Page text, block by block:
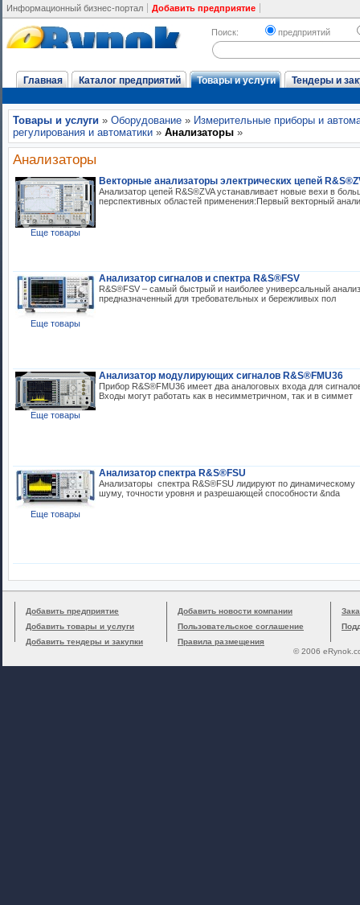
Информационный бизнес-портал Добавить предприятие
Поиск: предприятий
Главная Каталог предприятий Товары и услуги Тендеры и
Товары и услуги » Оборудование » Измерительные приборы и
регулирования и автоматики » Анализаторы »
Анализаторы
Еще товары
Векторные анализаторы электрических цепей
Анализатор цепей R&S®ZVA устанавливает новые вехи в
перспективных областей применения:Первый векторный
Еще товары
Анализатор сигналов и спектра R&S®FSV
R&S®FSV – самый быстрый и наиболее универсальный
предназначенный для требовательных и бережливых пол
Еще товары
Анализатор модулирующих сигналов R&S®FMU36
Прибор R&S®FMU36 имеет два аналоговых входа для
Входы могут работать как в несимметричном, так и в симмет
Еще товары
Анализатор спектра R&S®FSU
Анализаторы спектра R&S®FSU лидируют по динамическому
шуму, точности уровня и разрешающей способности &nda
Добавить предприятие
Добавить товары и услуги
Добавить тендеры и закупки
Добавить новости компании
Пользовательское соглашение
Правила размещения
© 2006